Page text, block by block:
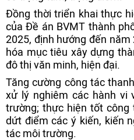
Đồng thời triển khai thực
của Đề án BVMT thành
2025, định hướng đến
hóa mục tiêu xây dựng
đô thị văn minh, hiện đại.
Tăng cường công tác
xử lý nghiêm các hành vi
trường; thực hiện tốt công
dứt điểm các ý kiến, kiến
tác môi trường.